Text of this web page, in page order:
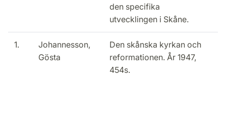
den specifika
utvecklingen i Skåne.
1.
Johannesson,
Gösta
Den skånska kyrkan och
reformationen. År 1947,
454s.